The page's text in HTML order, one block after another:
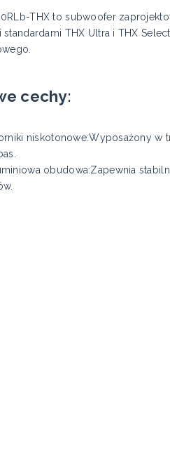
THX to subwoofer
standardami THX Ultra i THX
cechy:
niskotonowe:Wyposażony w
obudowa:Zapewnia